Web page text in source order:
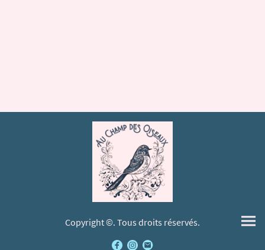
Copyright ©. Tous droits réservés.